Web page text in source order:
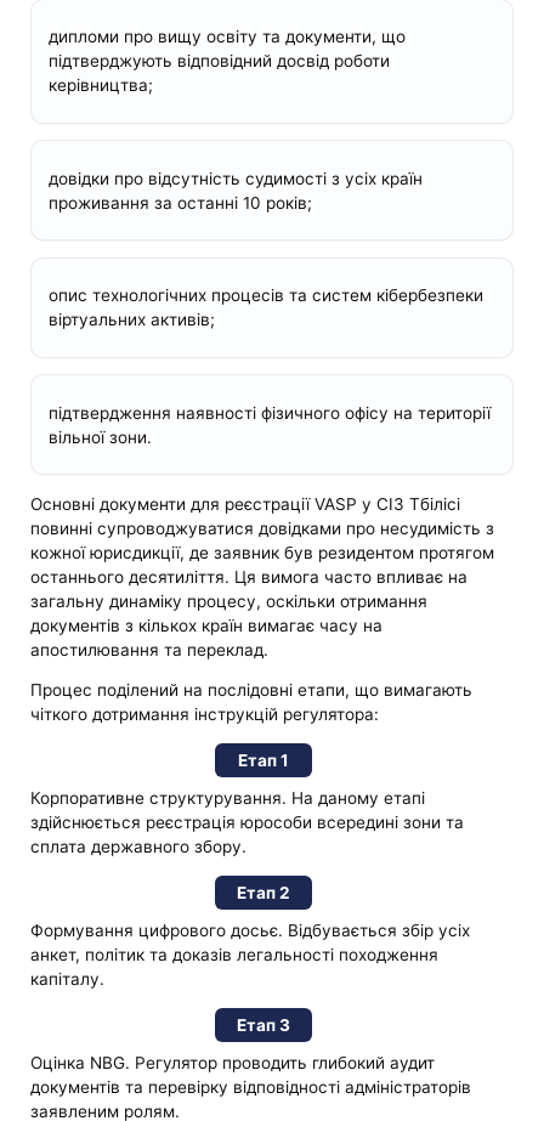
дипломи про вищу освіту та документи, що
підтверджують відповідний досвід роботи
керівництва;
довідки про відсутність судимості з усіх країн
проживання за останні 10 років;
опис технологічних процесів та систем кібербезпеки
віртуальних активів;
підтвердження наявності фізичного офісу на території
вільної зони.
Основні документи для реєстрації VASP у СІЗ Тбілісі
повинні супроводжуватися довідками про несудимість з
кожної юрисдикції, де заявник був резидентом протягом
останнього десятиліття. Ця вимога часто впливає на
загальну динаміку процесу, оскільки отримання
документів з кількох країн вимагає часу на
апостилювання та переклад.
Процес поділений на послідовні етапи, що вимагають
чіткого дотримання інструкцій регулятора:
Етап 1
Корпоративне структурування. На даному етапі
здійснюється реєстрація юрособи всередині зони та
сплата державного збору.
Етап 2
Формування цифрового досьє. Відбувається збір усіх
анкет, політик та доказів легальності походження
капіталу.
Етап 3
Оцінка NBG. Регулятор проводить глибокий аудит
документів та перевірку відповідності адміністраторів
заявленим ролям.